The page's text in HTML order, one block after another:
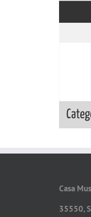
Casa
35550,